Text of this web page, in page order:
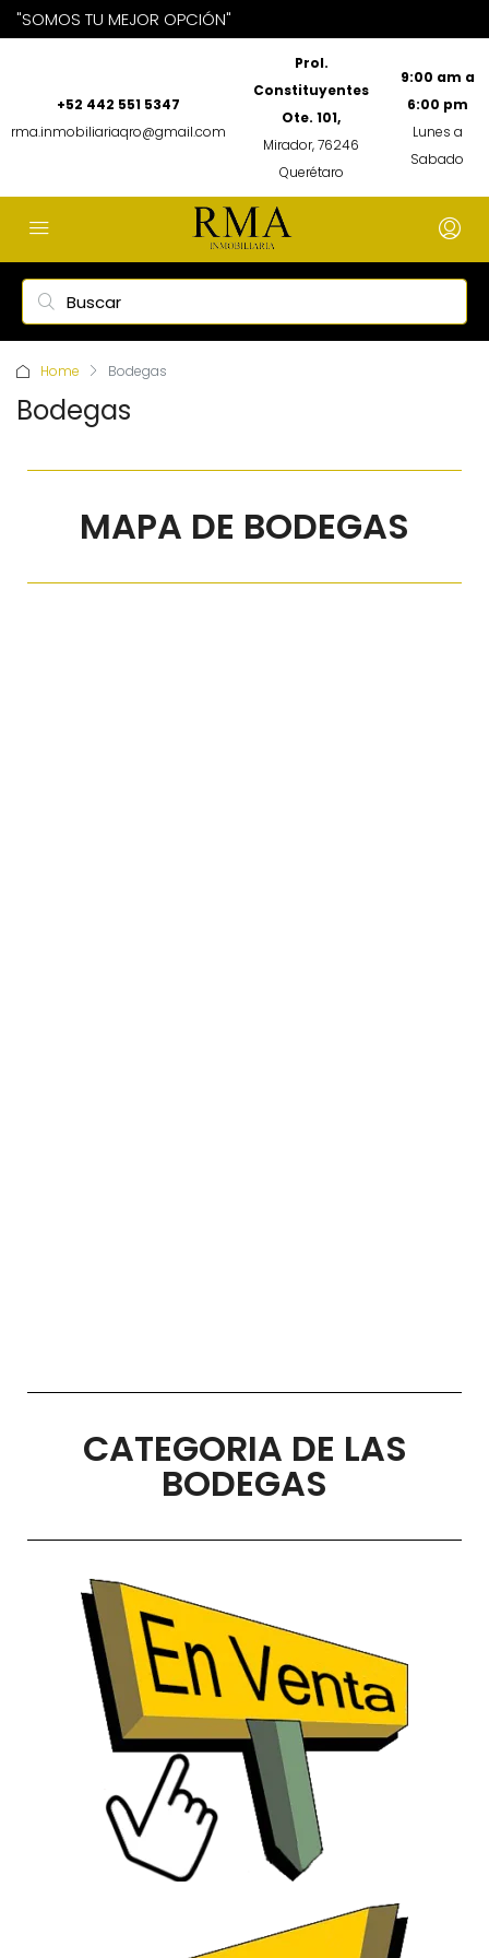
"SOMOS TU MEJOR OPCIÓN"
+52 442 551 5347
rma.inmobiliariaqro@gmail.com
Prol.
Constituyentes
Ote. 101,
Mirador, 76246
Querétaro
9:00 am a
6:00 pm
Lunes a
Sabado
Home Bodegas
Bodegas
MAPA DE BODEGAS
CATEGORIA DE LAS
BODEGAS